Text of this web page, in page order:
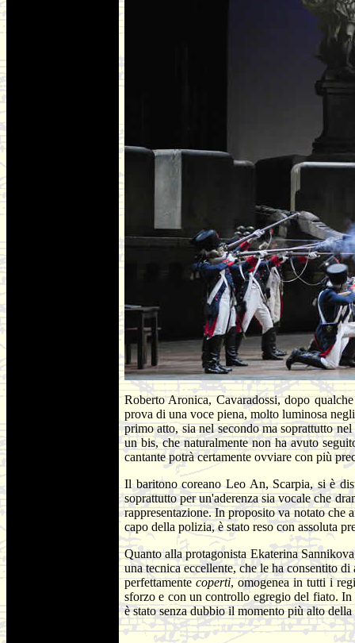
Roberto Aronica, Cavaradossi, dopo
prova di una voce piena, molto luminosa
primo atto, sia nel secondo ma soprattutto
un bis, che naturalmente non ha avuto
cantante potrà certamente ovviare con più
Il baritono coreano Leo An, Scarpia, si è
soprattutto per un'aderenza sia vocale che
rappresentazione. In proposito va notato che
capo della polizia, è stato reso con assoluta
Quanto alla protagonista Ekaterina
una tecnica eccellente, che le ha consentito
perfettamentecoperti, omogenea in tutti i
sforzo e con un controllo egregio del fiato.
è stato senza dubbio il momento più alto